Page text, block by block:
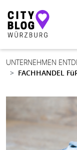
UNTERNEHMEN
FACHHANDEL